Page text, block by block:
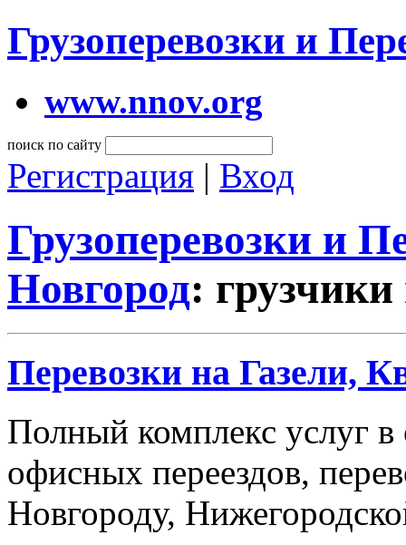
Грузоперевозки и
www.nnov.org
поиск по сайту
Регистрация | Вход
Грузоперевозки и
Новгород: грузчики
Перевозки на Газели,
Полный комплекс услуг
офисных переездов,
Новгороду,